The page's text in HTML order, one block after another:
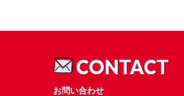
CONTACT
お問い合わせ